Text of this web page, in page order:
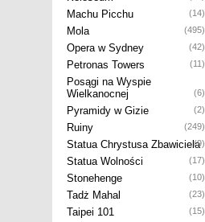
Machu Picchu (14)
Mola (495)
Opera w Sydney (42)
Petronas Towers (11)
Posągi na Wyspie
Wielkanocnej
(6)
Pyramidy w Gizie (2)
Ruiny (249)
Statua Chrystusa Zbawiciela(9)
Statua Wolności (17)
Stonehenge (10)
Tadż Mahal (23)
Taipei 101 (15)